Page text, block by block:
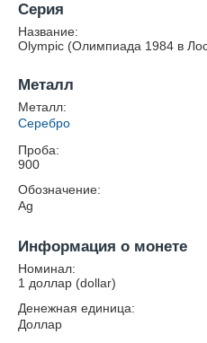
Серия
Название:
Olympic (Олимпиада 1984 в
Металл
Металл:
Серебро
Проба:
900
Обозначение:
Ag
Информация о монете
Номинал:
1 доллар (dollar)
Денежная единица:
Доллар